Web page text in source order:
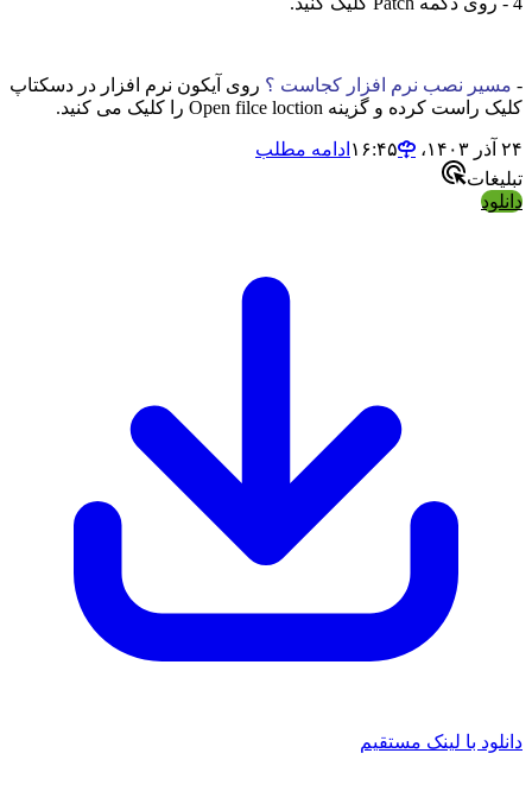
- مسیر نصب نرم افزار کجاست ؟ روی آیکون نرم افزار در دسکتاپ
کلیک راست کرده و گزینه Open filce loction را کلیک می کنید.
۲۴ آذر ۱۴۰۳،‏ ۱۶:۴۵
ادامه مطلب
تبلیغات
دانلود
دانلود با لینک مستقیم